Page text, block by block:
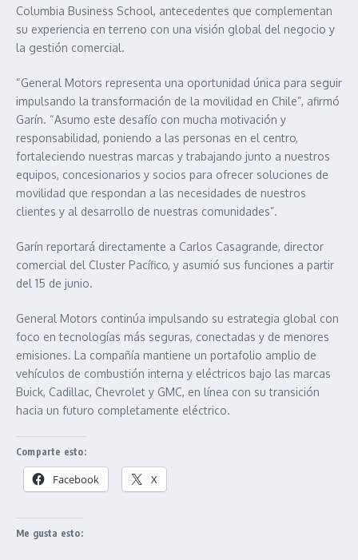
Columbia Business School, antecedentes que complementan
su experiencia en terreno con una visión global del negocio y
la gestión comercial.
“General Motors representa una oportunidad única para seguir
impulsando la transformación de la movilidad en Chile”, afirmó
Garín. “Asumo este desafío con mucha motivación y
responsabilidad, poniendo a las personas en el centro,
fortaleciendo nuestras marcas y trabajando junto a nuestros
equipos, concesionarios y socios para ofrecer soluciones de
movilidad que respondan a las necesidades de nuestros
clientes y al desarrollo de nuestras comunidades”.
Garín reportará directamente a Carlos Casagrande, director
comercial del Cluster Pacífico, y asumió sus funciones a partir
del 15 de junio.
General Motors continúa impulsando su estrategia global con
foco en tecnologías más seguras, conectadas y de menores
emisiones. La compañía mantiene un portafolio amplio de
vehículos de combustión interna y eléctricos bajo las marcas
Buick, Cadillac, Chevrolet y GMC, en línea con su transición
hacia un futuro completamente eléctrico.
Comparte esto:
Facebook X
Me gusta esto: